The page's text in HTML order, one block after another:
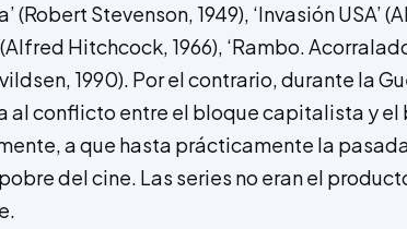
(Robert Stevenson, 1949), ‘Invasión USA’
Hitchcock, 1966), ‘Rambo.
1990). Por el contrario, durante la
al conflicto entre el bloque capitalista y el
a que hasta prácticamente la
del cine. Las series no eran el